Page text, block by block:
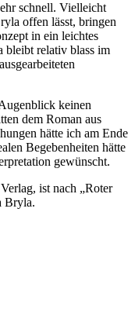
schnell. Vielleicht
offen lässt, bringen
in ein leichtes
bleibt relativ blass im
keinen
dem Roman aus
hätte ich am Ende
Begebenheiten hätte
gewünscht.
ist nach „Roter
Bryla.